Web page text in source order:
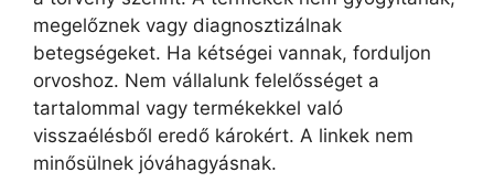
megelőznek vagy diagnosztizálnak
betegségeket. Ha kétségei vannak, forduljon
orvoshoz. Nem vállalunk felelősséget a
tartalommal vagy termékekkel való
visszaélésből eredő károkért. A linkek nem
minősülnek jóváhagyásnak.